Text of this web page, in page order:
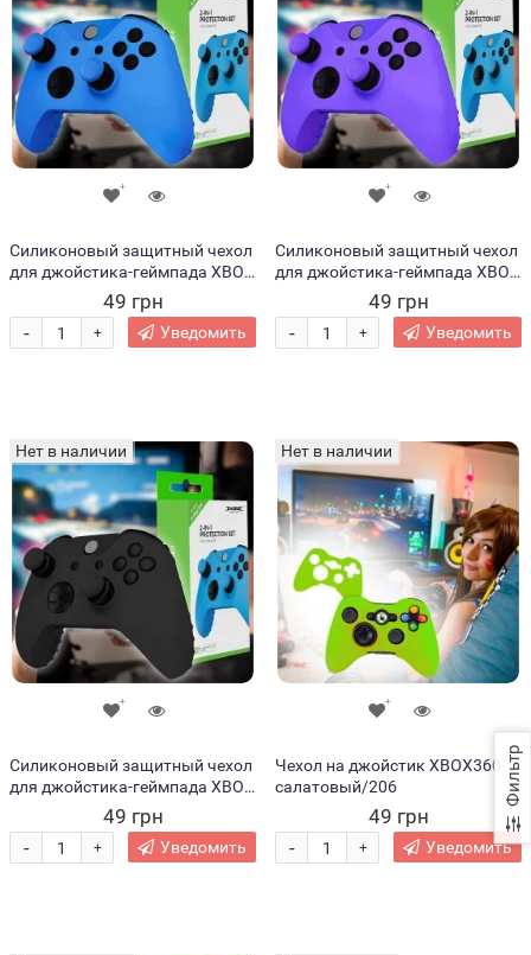
Фильтр
Силиконовый защитный чехол
для джойстика-геймпада XBOX
360 Синий (206)49 грн
+
- Уведомить
Силиконовый защитный чехол
для джойстика-геймпада XBOX
360 Фиолетовый (206)
49 грн
+
- Уведомить
Нет в наличии
Силиконовый защитный чехол
для джойстика-геймпада XBOX
360 Черный (206)
49 грн
+
- Уведомить
Нет в наличии
Чехол на джойстик XBOX360
салатовый/206
49 грн
+
- Уведомить